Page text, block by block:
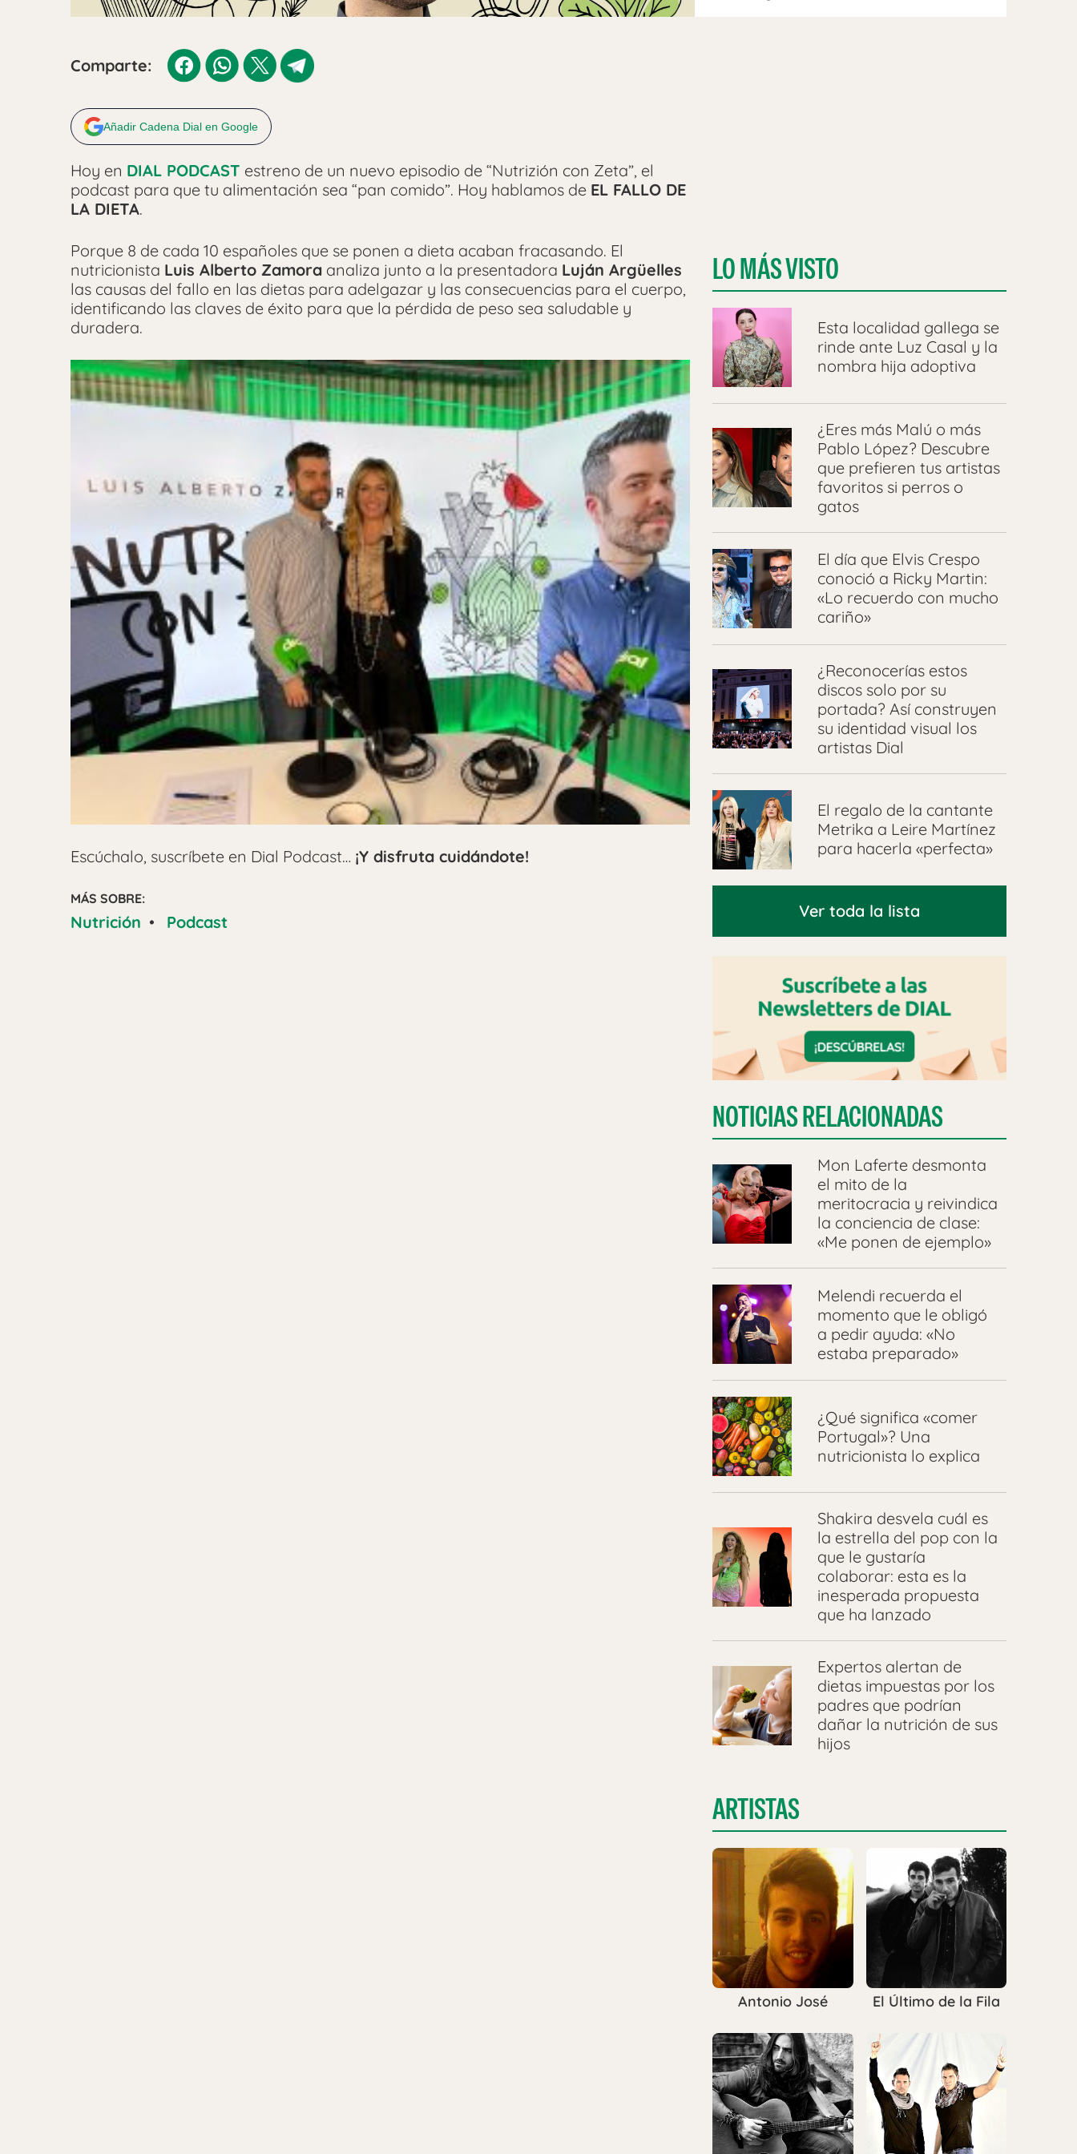
Comparte:
Añadir Cadena Dial en Google
Hoy en DIAL PODCAST estreno de un nuevo episodio de “Nutrizión con Zeta”, el
podcast para que tu alimentación sea “pan comido”. Hoy hablamos de EL FALLO DE
LA DIETA.
Porque 8 de cada 10 españoles que se ponen a dieta acaban fracasando. El
nutricionista Luis Alberto Zamora analiza junto a la presentadora Luján Argüelles
las causas del fallo en las dietas para adelgazar y las consecuencias para el cuerpo,
identificando las claves de éxito para que la pérdida de peso sea saludable y
duradera.
Escúchalo, suscríbete en Dial Podcast… ¡Y disfruta cuidándote!
MÁS SOBRE:
Nutrición • Podcast
LO MÁS VISTO
Esta localidad gallega se
rinde ante Luz Casal y la
nombra hija adoptiva
¿Eres más Malú o más
Pablo López? Descubre
que prefieren tus artistas
favoritos si perros o
gatos
El día que Elvis Crespo
conoció a Ricky Martin:
«Lo recuerdo con mucho
cariño»
¿Reconocerías estos
discos solo por su
portada? Así construyen
su identidad visual los
artistas Dial
El regalo de la cantante
Metrika a Leire Martínez
para hacerla «perfecta»
Ver toda la lista
NOTICIAS RELACIONADAS
Mon Laferte desmonta
el mito de la
meritocracia y reivindica
la conciencia de clase:
«Me ponen de ejemplo»
Melendi recuerda el
momento que le obligó
a pedir ayuda: «No
estaba preparado»
¿Qué significa «comer
Portugal»? Una
nutricionista lo explica
Shakira desvela cuál es
la estrella del pop con la
que le gustaría
colaborar: esta es la
inesperada propuesta
que ha lanzado
Expertos alertan de
dietas impuestas por los
padres que podrían
dañar la nutrición de sus
hijos
ARTISTAS
Antonio José El Último de la Fila